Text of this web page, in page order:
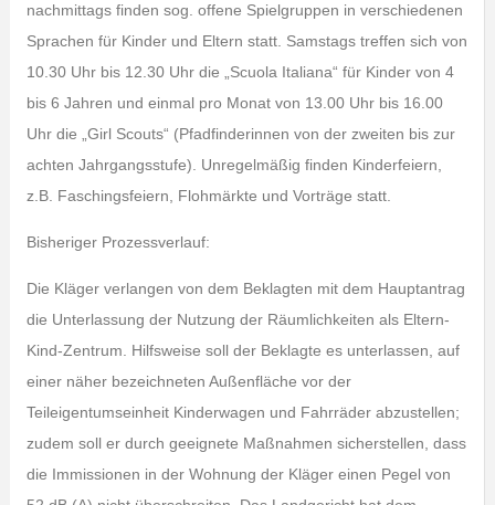
nachmittags finden sog. offene Spielgruppen in verschiedenen
Sprachen für Kinder und Eltern statt. Samstags treffen sich von
10.30 Uhr bis 12.30 Uhr die „Scuola Italiana“ für Kinder von 4
bis 6 Jahren und einmal pro Monat von 13.00 Uhr bis 16.00
Uhr die „Girl Scouts“ (Pfadfinderinnen von der zweiten bis zur
achten Jahrgangsstufe). Unregelmäßig finden Kinderfeiern,
z.B. Faschingsfeiern, Flohmärkte und Vorträge statt.
Bisheriger Prozessverlauf:
Die Kläger verlangen von dem Beklagten mit dem Hauptantrag
die Unterlassung der Nutzung der Räumlichkeiten als Eltern-
Kind-Zentrum. Hilfsweise soll der Beklagte es unterlassen, auf
einer näher bezeichneten Außenfläche vor der
Teileigentumseinheit Kinderwagen und Fahrräder abzustellen;
zudem soll er durch geeignete Maßnahmen sicherstellen, dass
die Immissionen in der Wohnung der Kläger einen Pegel von